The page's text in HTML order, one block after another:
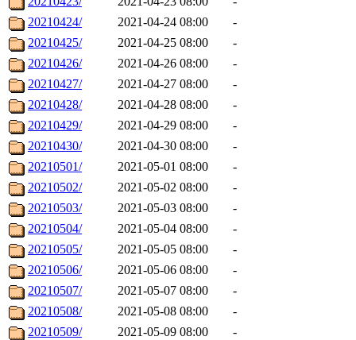
20210424/
2021-04-24 08:00
-
20210425/
2021-04-25 08:00
-
20210426/
2021-04-26 08:00
-
20210427/
2021-04-27 08:00
-
20210428/
2021-04-28 08:00
-
20210429/
2021-04-29 08:00
-
20210430/
2021-04-30 08:00
-
20210501/
2021-05-01 08:00
-
20210502/
2021-05-02 08:00
-
20210503/
2021-05-03 08:00
-
20210504/
2021-05-04 08:00
-
20210505/
2021-05-05 08:00
-
20210506/
2021-05-06 08:00
-
20210507/
2021-05-07 08:00
-
20210508/
2021-05-08 08:00
-
20210509/
2021-05-09 08:00
-